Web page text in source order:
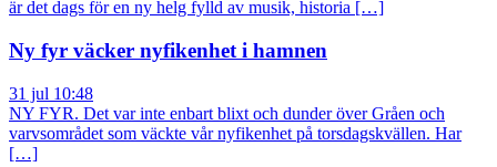
är det dags för en ny helg fylld av musik, historia […]
Ny fyr väcker nyfikenhet i hamnen
31 jul 10:48
NY FYR. Det var inte enbart blixt och dunder över Gråen och
varvsområdet som väckte vår nyfikenhet på torsdagskvällen. Har
[…]